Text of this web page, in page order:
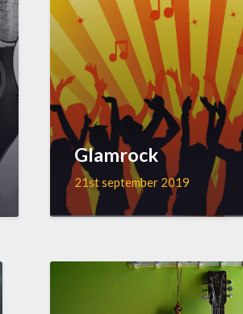
Glamrock
21st september 2019